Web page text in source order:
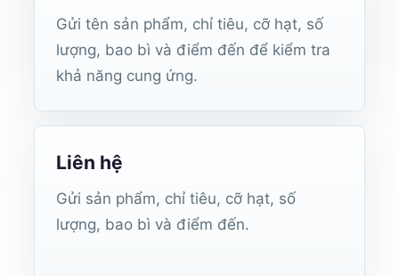
Gửi tên sản phẩm, chỉ tiêu, cỡ hạt, số
lượng, bao bì và điểm đến để kiểm tra
khả năng cung ứng.
Liên hệ
Gửi sản phẩm, chỉ tiêu, cỡ hạt, số
lượng, bao bì và điểm đến.